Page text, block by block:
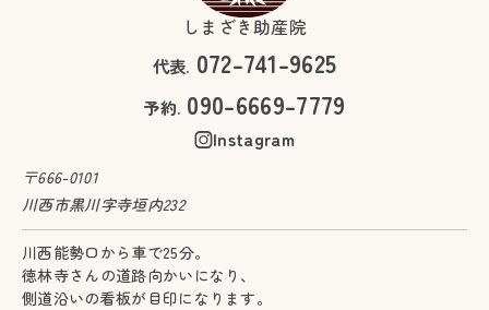
しまざき助産院
代表. 072-741-9625
予約. 090-6669-7779
Instagram
〒666-0101
川西市黒川字寺垣内232
川西能勢口から車で25分。
徳林寺さんの道路向かいになり、
側道沿いの看板が目印になります。
妊婦健康診査助成券をお使いいただけます。
見学も承っております。お気軽にお問い合わせください。
お問い合わせフォーム
お電話からお問い合わせはこちら